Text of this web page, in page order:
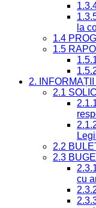
la
1.4
1.5
2.
2.1
2.2
2.3
cu